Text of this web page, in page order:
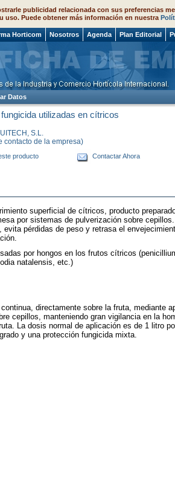
publicidad relacionada con sus preferencias
uso. Puede obtener más información en nuestra
Horticom Nosotros Agenda Plan Editorial
Datos
utilizadas en cítricos
S.L.
contacto de la empresa)
producto Contactar Ahora
superficial de cítricos, producto
por sistemas de pulverización sobre
pérdidas de peso y retrasa el
por hongos en los frutos cítricos
natalensis, etc.)
directamente sobre la fruta, mediante
cepillos, manteniendo gran vigilancia en la
La dosis normal de aplicación es de 1 litro
y una protección fungicida mixta.